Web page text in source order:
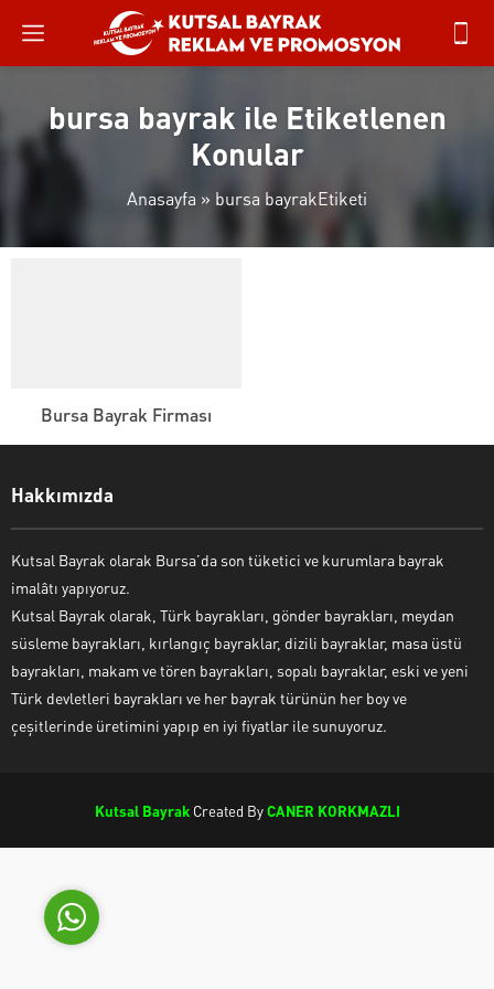
bursa bayrak ile Etiketlenen
Konular
Anasayfa » bursa bayrakEtiketi
Bursa Bayrak Firması
Hakkımızda
Kutsal Bayrak olarak Bursa’da son tüketici ve kurumlara bayrak
imalâtı yapıyoruz.
Kutsal Bayrak olarak, Türk bayrakları, gönder bayrakları, meydan
süsleme bayrakları, kırlangıç bayraklar, dizili bayraklar, masa üstü
bayrakları, makam ve tören bayrakları, sopalı bayraklar, eski ve yeni
Türk devletleri bayrakları ve her bayrak türünün her boy ve
çeşitlerinde üretimini yapıp en iyi fiyatlar ile sunuyoruz.
Kutsal BayrakCreated ByCANER KORKMAZLI
Kutsal Bayrak Canlı Destek
Cevap Yaz